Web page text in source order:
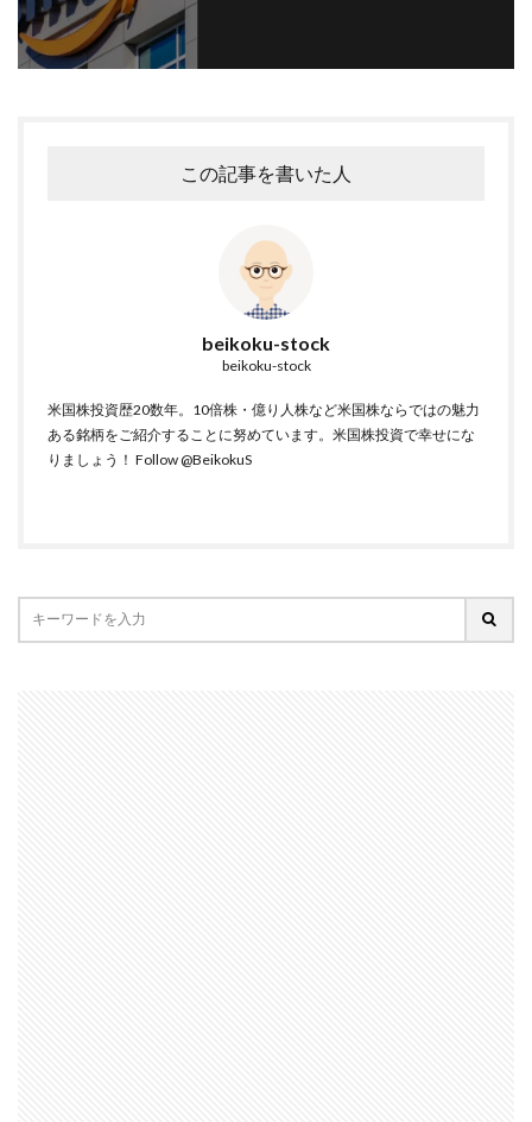
この記事を書いた人
beikoku-stock
beikoku-stock
米国株投資歴20数年。10倍株・億り人株など米国株ならではの魅力
ある銘柄をご紹介することに努めています。米国株投資で幸せにな
りましょう！ Follow @BeikokuS